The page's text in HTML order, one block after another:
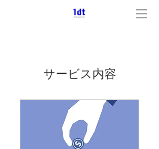
サービス内容